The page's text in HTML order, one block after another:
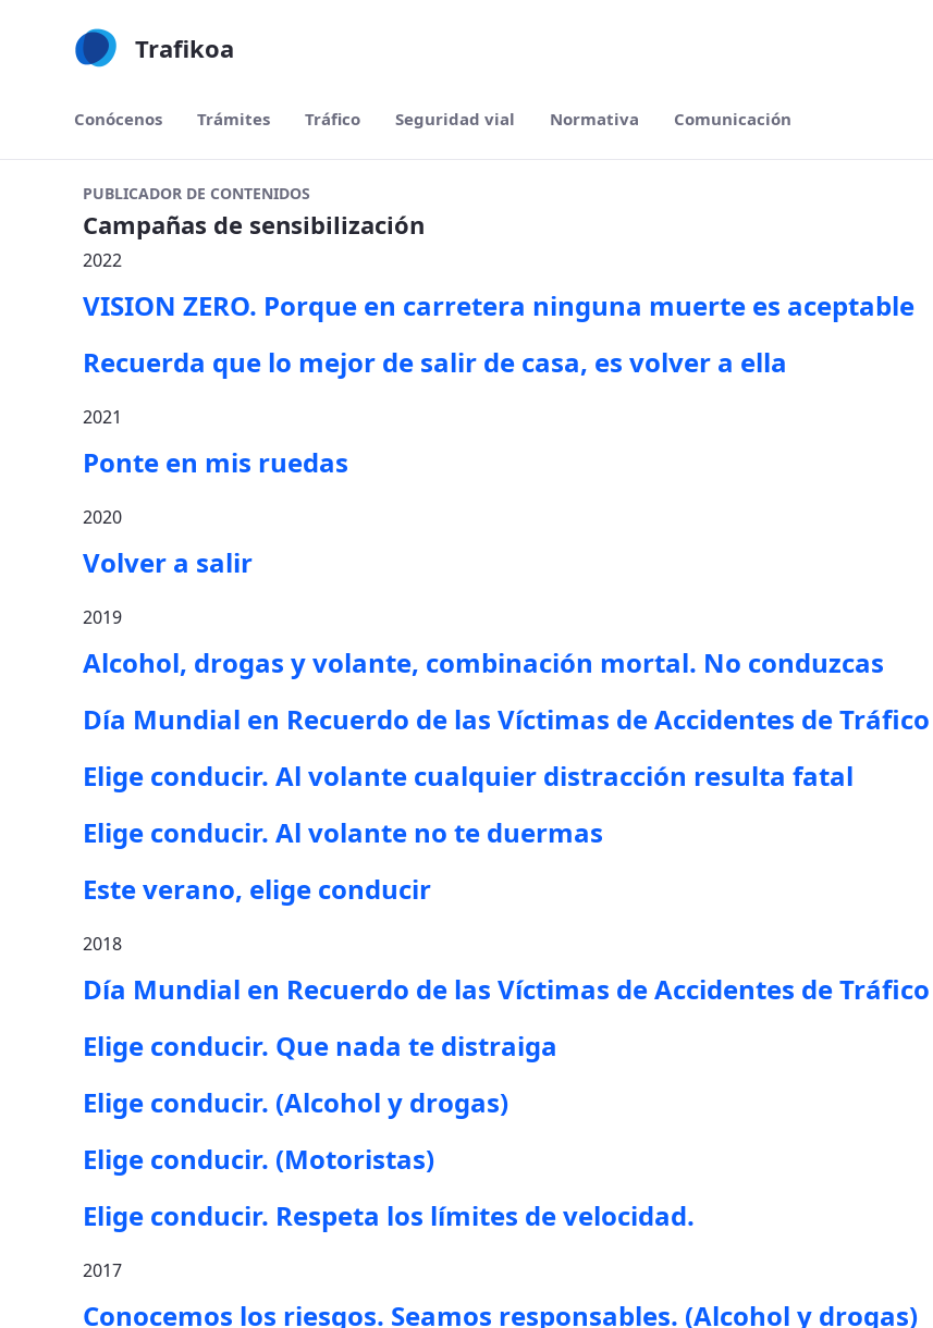
Trafikoa
Conócenos Trámites Tráfico Seguridad vial Normativa Comunicación
PUBLICADOR DE CONTENIDOS
Campañas de sensibilización
2022
VISION ZERO. Porque en carretera ninguna muerte es aceptable
Recuerda que lo mejor de salir de casa, es volver a ella
2021
Ponte en mis ruedas
2020
Volver a salir
2019
Alcohol, drogas y volante, combinación mortal. No conduzcas
Día Mundial en Recuerdo de las Víctimas de Accidentes de Tráfico
Elige conducir. Al volante cualquier distracción resulta fatal
Elige conducir. Al volante no te duermas
Este verano, elige conducir
2018
Día Mundial en Recuerdo de las Víctimas de Accidentes de Tráfico
Elige conducir. Que nada te distraiga
Elige conducir. (Alcohol y drogas)
Elige conducir. (Motoristas)
Elige conducir. Respeta los límites de velocidad.
2017
Conocemos los riesgos. Seamos responsables. (Alcohol y drogas)